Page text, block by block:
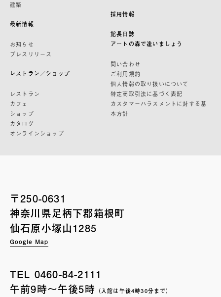
建築
最新情報
お知らせ
プレスリリース
レストラン／ショップ
レストラン
カフェ
ショップ
カタログ
オンラインショップ
採用情報
館長日誌
アートの森で逢いましょう
問い合わせ
ご利用規約
個人情報の取り扱いについて
特定商取引法に基づく表記
カスタマーハラスメントに対する基
本方針
〒250-0631
神奈川県足柄下郡箱根町
仙石原小塚山1285
Google Map
TEL 0460-84-2111
午前9時〜午後5時 （入館は午後4時30分まで）